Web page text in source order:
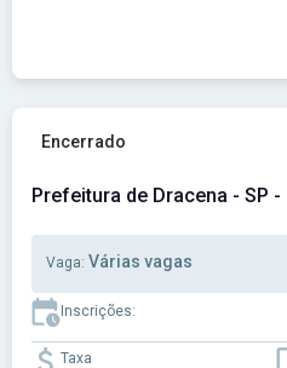
Ver concurso: Prefeitura de
Encerrado
Prefeitura de Dracena - SP
Vaga: Várias vagas
Inscrições:
Taxa